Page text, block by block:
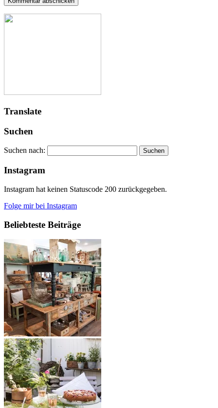
Translate
Suchen
Suchen nach:
Instagram
Instagram hat keinen Statuscode 200 zurückgegeben.
Folge mir bei Instagram
Beliebteste Beiträge